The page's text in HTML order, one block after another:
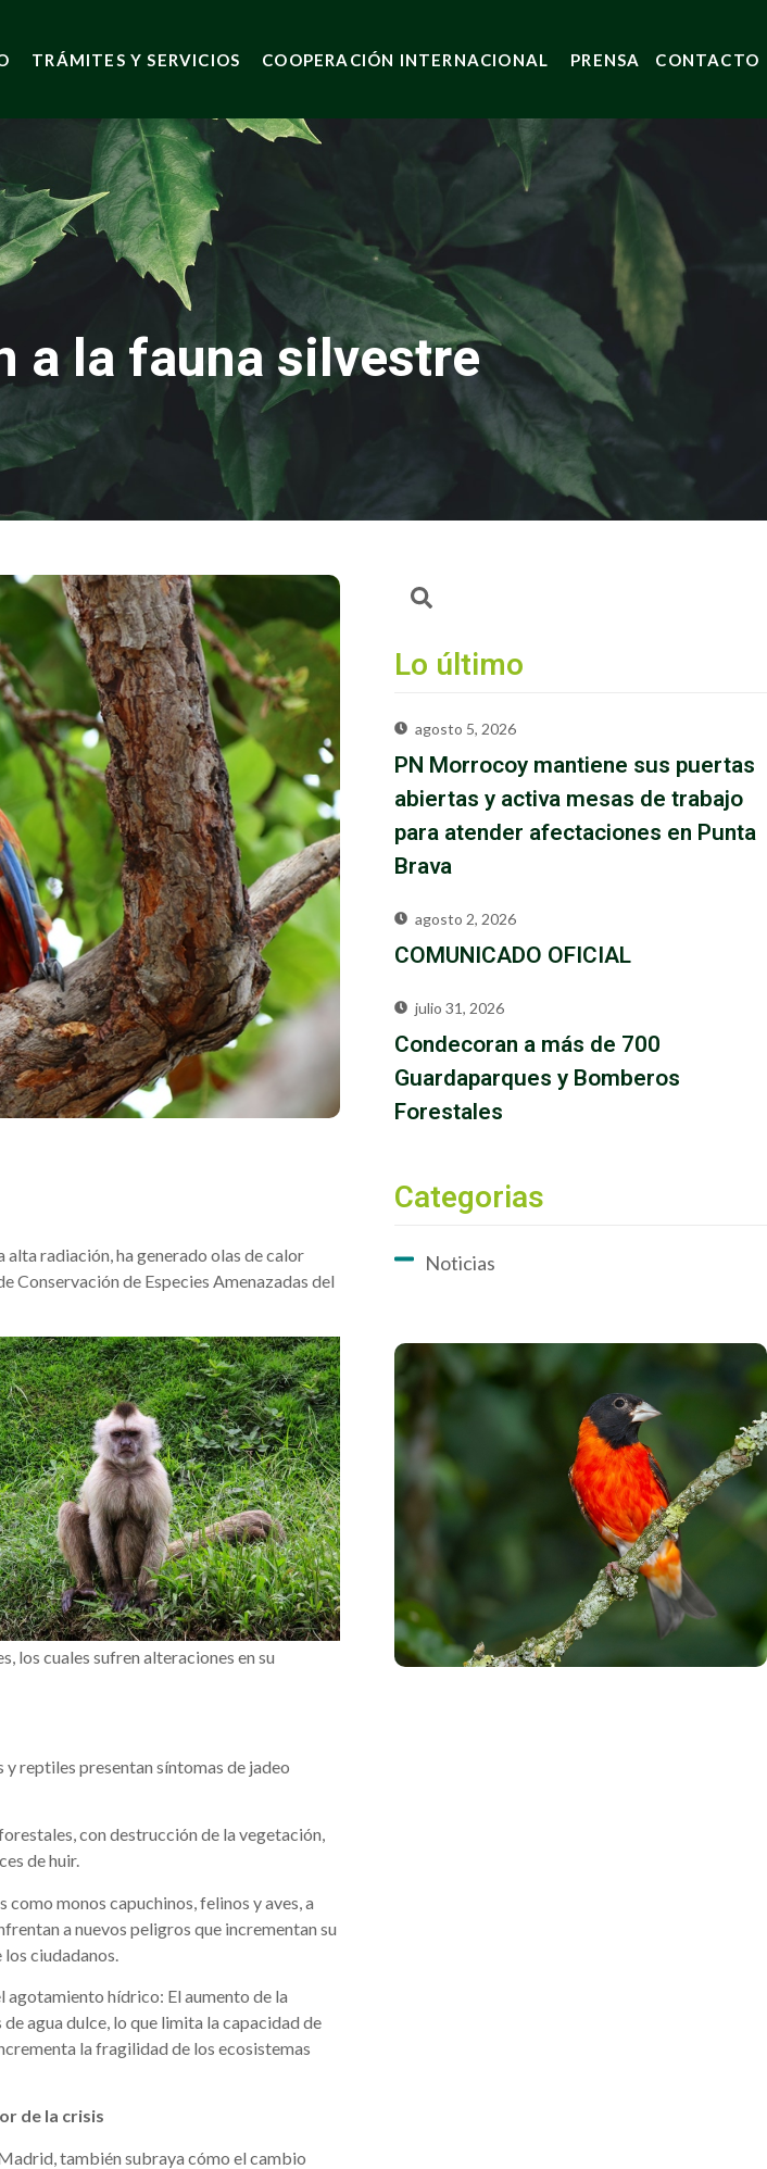
TRÁMITES Y SERVICIOS COOPERACIÓN INTERNACIONAL PRENSA CONTACTO
a la fauna silvestre
alta radiación, ha generado olas de calor
Conservación de Especies Amenazadas del
los cuales sufren alteraciones en su
reptiles presentan síntomas de jadeo
con destrucción de la vegetación,
de huir.
monos capuchinos, felinos y aves, a
a nuevos peligros que incrementan su
ciudadanos.
agotamiento hídrico: El aumento de la
agua dulce, lo que limita la capacidad de
la fragilidad de los ecosistemas
de la crisis
también subraya cómo el cambio
Lo último
agosto 5, 2026
PN Morrocoy mantiene sus puertas
abiertas y activa mesas de trabajo
para atender afectaciones en Punta
Brava
agosto 2, 2026
COMUNICADO OFICIAL
julio 31, 2026
Condecoran a más de 700
Guardaparques y Bomberos
Forestales
Categorias
Noticias
.